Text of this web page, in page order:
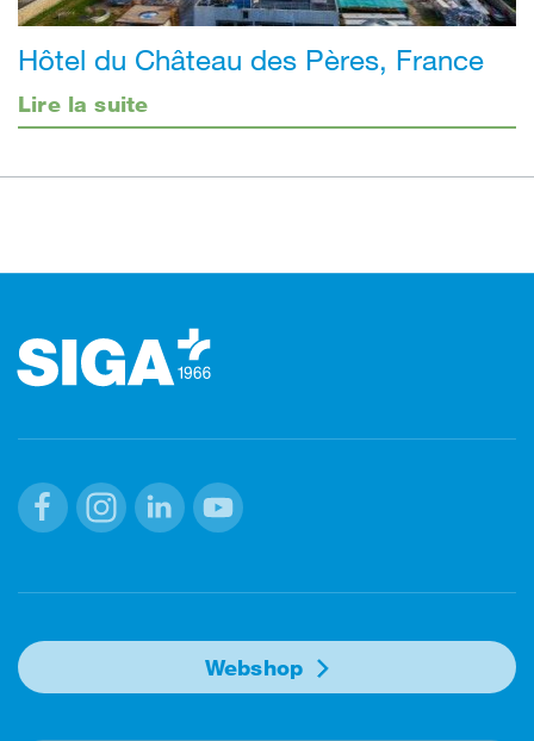
Hôtel du Château des Pères, France
Lire la suite
Webshop